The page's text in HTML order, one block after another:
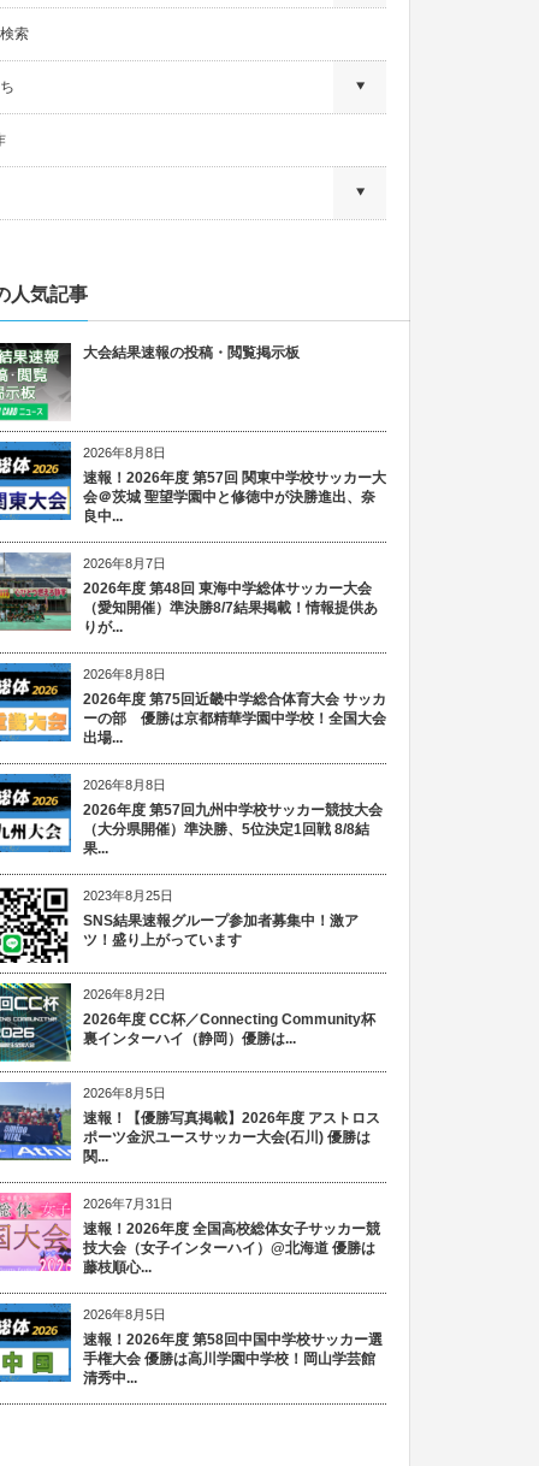
索
人気記事
大会結果速報の投稿・閲覧掲示板
2026年8月8日
速報！2026年度 第57回 関東中学校サッカー大
会＠茨城 聖望学園中と修徳中が決勝進出、奈
良中...
2026年8月7日
2026年度 第48回 東海中学総体サッカー大会
（愛知開催）準決勝8/7結果掲載！情報提供あ
りが...
2026年8月8日
2026年度 第75回近畿中学総合体育大会 サッカ
ーの部 優勝は京都精華学園中学校！全国大会
出場...
2026年8月8日
2026年度 第57回九州中学校サッカー競技大会
（大分県開催）準決勝、5位決定1回戦 8/8結
果...
2023年8月25日
SNS結果速報グループ参加者募集中！激ア
ツ！盛り上がっています
2026年8月2日
2026年度 CC杯／Connecting Community杯
裏インターハイ（静岡）優勝は...
2026年8月5日
速報！【優勝写真掲載】2026年度 アストロス
ポーツ金沢ユースサッカー大会(石川) 優勝は
関...
2026年7月31日
速報！2026年度 全国高校総体女子サッカー競
技大会（女子インターハイ）@北海道 優勝は
藤枝順心...
2026年8月5日
速報！2026年度 第58回中国中学校サッカー選
手権大会 優勝は高川学園中学校！岡山学芸館
清秀中...